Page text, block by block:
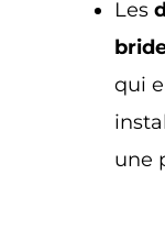
Les
qui
une